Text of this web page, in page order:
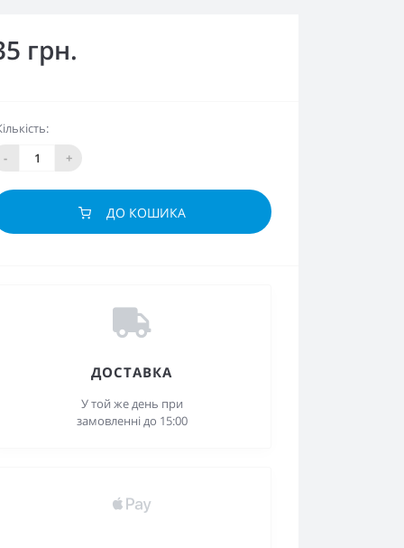
грн.
-
+
ДО КОШИКА
ДОСТАВКА
У той же день при
замовленні до 15:00